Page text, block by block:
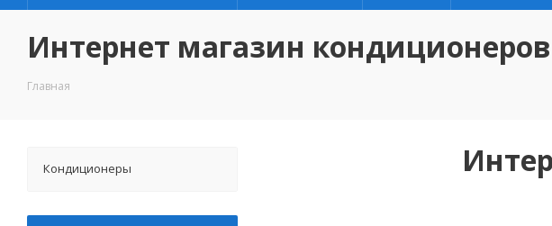
Интернет магазин кондиционеров
Главная
Кондиционеры